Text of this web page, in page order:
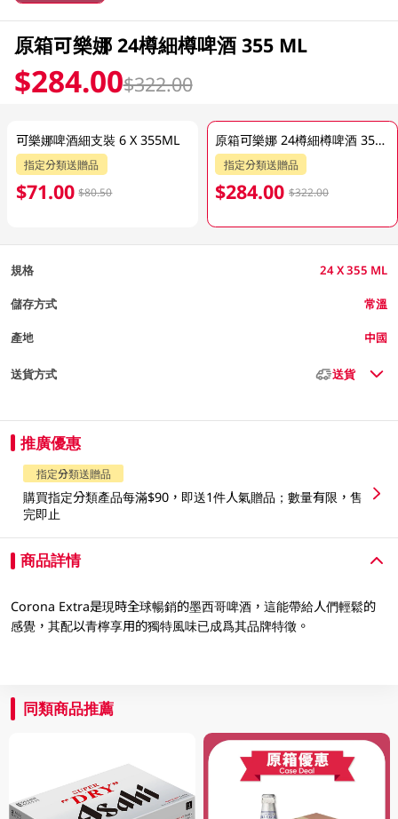
原箱可樂娜 24樽細樽啤酒 355 ML
$284.00$322.00
可樂娜啤酒細支裝 6 X 355ML
指定分類送贈品
$71.00 $80.50
原箱可樂娜 24樽細樽啤酒 355 ML
指定分類送贈品
$284.00 $322.00
規格 24 X 355 ML
儲存方式 常溫
產地 中國
送貨方式 送貨
推廣優惠
指定分類送贈品
購買指定分類產品每滿$90，即送1件人氣贈品；數量有限，售
完即止
商品詳情
Corona Extra是現時全球暢銷的墨西哥啤酒，這能帶給人們輕鬆的
感覺，其配以青檸享用的獨特風味已成爲其品牌特徵。
同類商品推薦